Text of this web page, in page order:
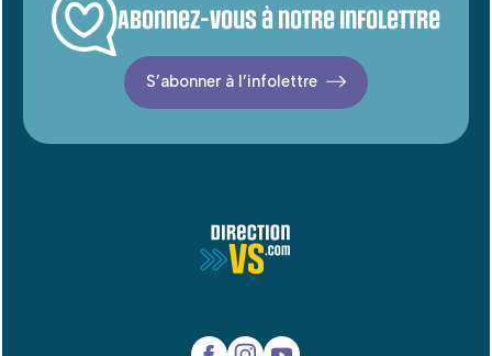
Abonnez-vous à notre infolettre
S’abonner à l’infolettre